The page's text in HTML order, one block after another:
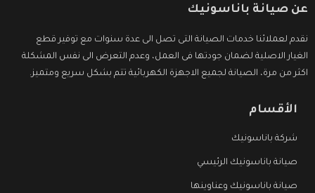
عن صيانة باناسونيك
نقدم لعملائنا خدمات الصيانة التى تصل الى عدة سنوات مع توفير قطع
الغيار الاصلية لضمان جودتها فى العمل، وعدم التعرض الى نفس المشكلة
اكثر من مرة، الصيانة لجميع الاجهزة الكهربائية تتم بشكل سريع ومتميز.
الأقسام
شركة باناسونيك
صيانة باناسونيك الرئيسي
صيانة باناسونيك وعناوينها